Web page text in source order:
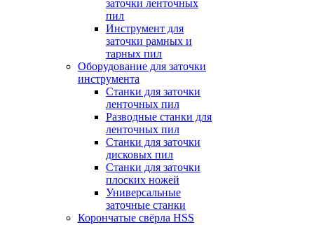
заточки ленточных
пил
Инструмент для
заточки рамных и
тарных пил
Оборудование для заточки
инструмента
Станки для заточки
ленточных пил
Разводные станки для
ленточных пил
Станки для заточки
дисковых пил
Станки для заточки
плоских ножей
Универсальные
заточные станки
Корончатые свёрла HSS